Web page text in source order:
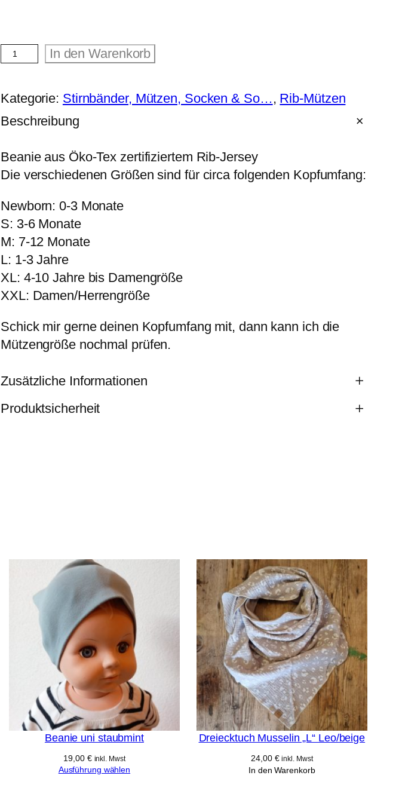
M
ü
t
z
h
e
e
i
g
e
M
e
n
e
In den Warenkorb
Kategorie: Stirnbänder, Mützen, Socken & So… , Rib-Mützen
Beschreibung
Beanie aus Öko-Tex zertifiziertem Rib-Jersey
Die verschiedenen Größen sind für circa folgenden Kopfumfang:
Newborn: 0-3 Monate
S: 3-6 Monate
M: 7-12 Monate
L: 1-3 Jahre
XL: 4-10 Jahre bis Damengröße
XXL: Damen/Herrengröße
Schick mir gerne deinen Kopfumfang mit, dann kann ich die
Mützengröße nochmal prüfen.
Zusätzliche Informationen
e
Produktsicherheit
Beanie uni staubmint
19,00 € inkl. Mwst
Ausführung wählen
Dreiecktuch Musselin „L“ Leo/beige
24,00 € inkl. Mwst
In den Warenkorb